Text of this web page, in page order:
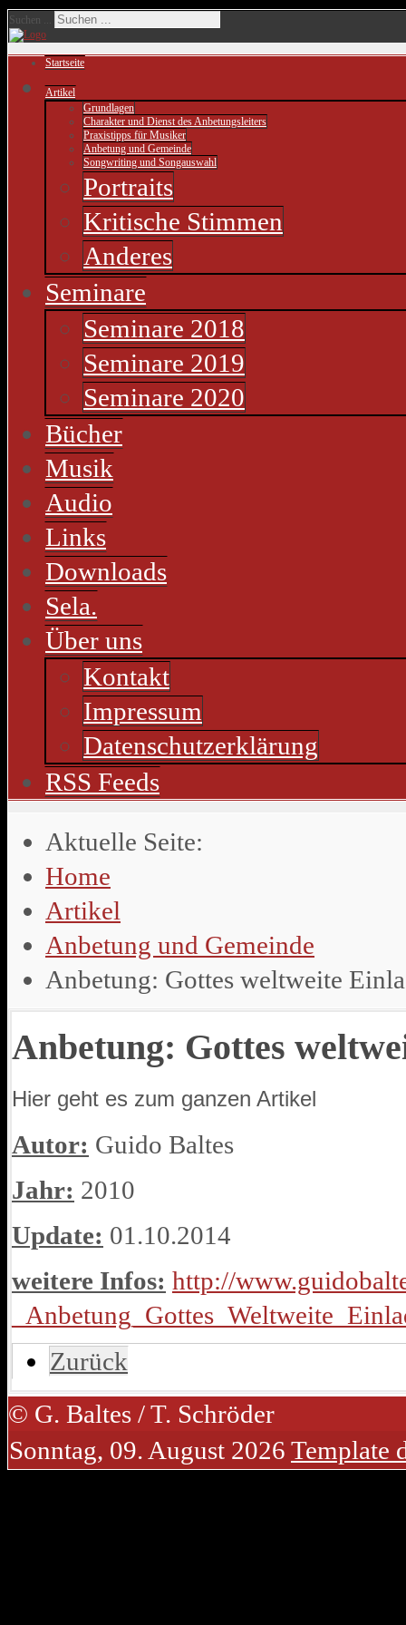
Suchen ...
Startseite
Artikel
Grundlagen
Charakter und Dienst des Anbetungsleiters
Praxistipps für Musiker
Anbetung und Gemeinde
Songwriting und Songauswahl
Portraits
Kritische Stimmen
Anderes
Seminare
Seminare 2018
Seminare 2019
Seminare 2020
Bücher
Musik
Audio
Links
Downloads
Sela.
Über uns
Kontakt
Impressum
Datenschutzerklärung
RSS Feeds
Aktuelle Seite:
Home
Artikel
Anbetung und Gemeinde
Anbetung: Gottes weltweite
Anbetung: Gottes
Hier geht es zum ganzen Artikel
Autor: Guido Baltes
Jahr: 2010
Update: 01.10.2014
weitere Infos: http://
Zurück
© G. Baltes / T. Schröder
Sonntag, 09. August 2026 Template